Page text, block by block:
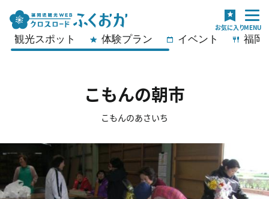
観光スポット 体験プラン イベント 福岡
こもんの朝市
こもんのあさいち